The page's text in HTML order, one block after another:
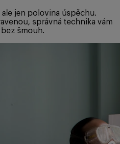
jen polovina úspěchu.
správná technika vám
šmouh.